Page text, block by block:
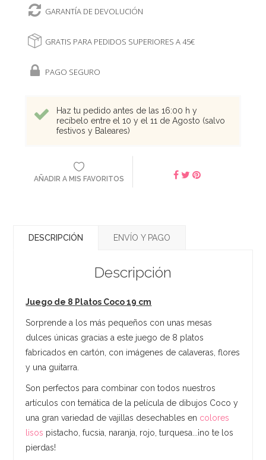
GARANTÍA DE DEVOLUCIÓN
GRATIS PARA PEDIDOS SUPERIORES A 45€
PAGO SEGURO
Haz tu pedido antes de las 16:00 h y
recíbelo entre el 10 y el 11 de Agosto (salvo
festivos y Baleares)
AÑADIR A MIS FAVORITOS
DESCRIPCIÓN ENVÍO Y PAGO
Descripción
Juego de 8 Platos Coco 19 cm
Sorprende a los más pequeños con unas mesas
dulces únicas gracias a este juego de 8 platos
fabricados en cartón, con imágenes de calaveras, flores
y una guitarra.
Son perfectos para combinar con todos nuestros
artículos con temática de la película de dibujos Coco y
una gran variedad de vajillas desechables en colores
lisos pistacho, fucsia, naranja, rojo, turquesa...¡no te los
pierdas!